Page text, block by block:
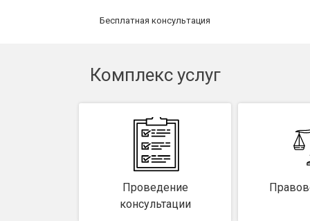
Бесплатная консультация
Комплекс услуг
Проведение
консультации